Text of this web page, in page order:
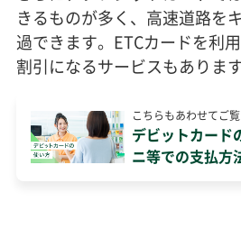
きるものが多く、高速道路を
過できます。ETCカードを利
割引になるサービスもあります
こちらもあわせてご
デビットカード
ニ等での支払方